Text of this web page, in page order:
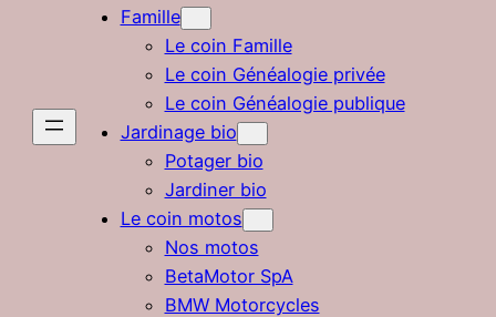
Famille
Le coin Famille
Le coin Généalogie privée
Le coin Généalogie publique
Jardinage bio
Potager bio
Jardiner bio
Le coin motos
Nos motos
BetaMotor SpA
BMW Motorcycles